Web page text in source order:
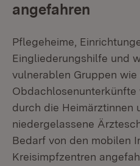
angefahren
Pflegeheime,
Eingliederungshilfe und
vulnerablen Gruppen wie
durch die Heimärztinnen
niedergelassene
Bedarf von den mobilen
Kreisimpfzentren